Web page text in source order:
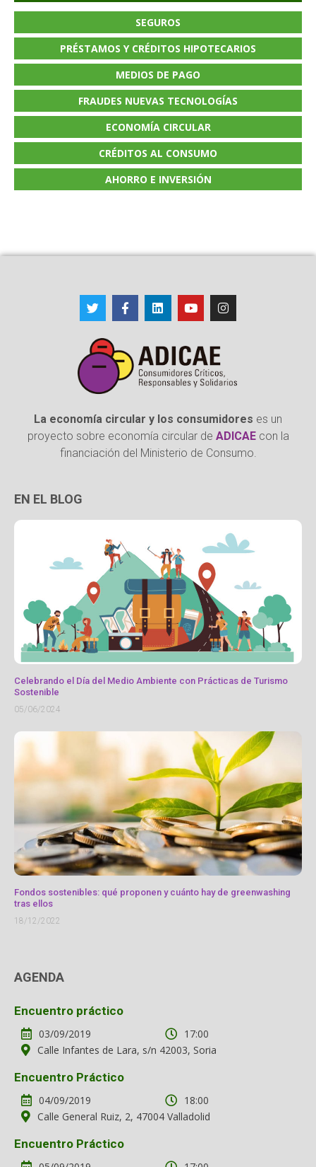
SEGUROS
PRÉSTAMOS Y CRÉDITOS HIPOTECARIOS
MEDIOS DE PAGO
FRAUDES NUEVAS TECNOLOGÍAS
ECONOMÍA CIRCULAR
CRÉDITOS AL CONSUMO
AHORRO E INVERSIÓN
La economía circular y los consumidores es un
proyecto sobre economía circular de ADICAEcon la
financiación del Ministerio de Consumo.
EN EL BLOG
Celebrando el Día del Medio Ambiente con Prácticas de Turismo
Sostenible
05/06/2024
Fondos sostenibles: qué proponen y cuánto hay de greenwashing
tras ellos
18/12/2022
AGENDA
Encuentro práctico
03/09/2019
17:00
Calle Infantes de Lara, s/n 42003, Soria
Encuentro Práctico
04/09/2019
18:00
Calle General Ruiz, 2, 47004 Valladolid
Encuentro Práctico